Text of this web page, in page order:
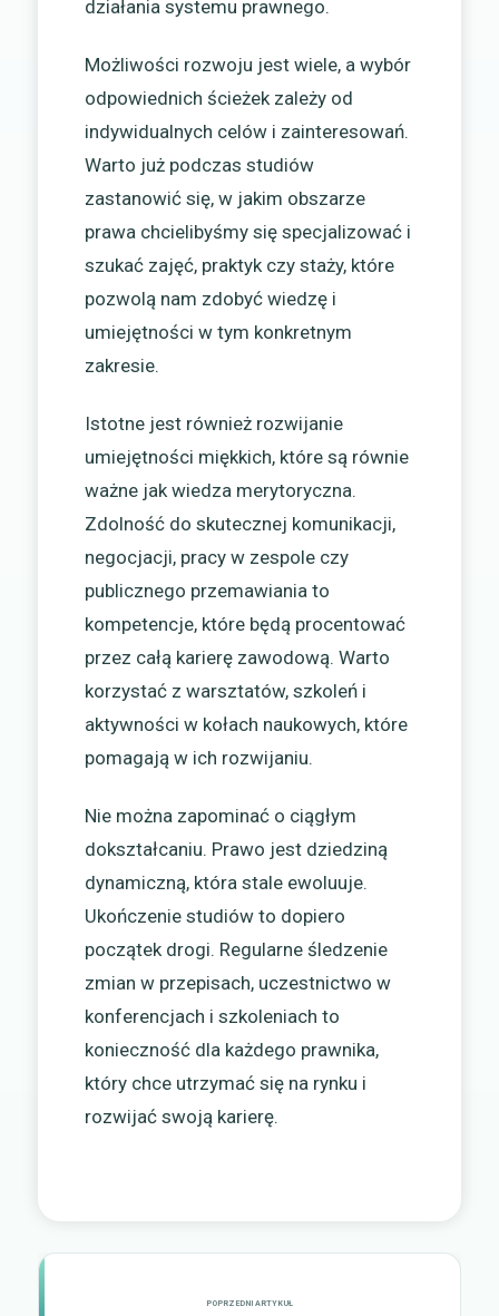
działania systemu prawnego.
Możliwości rozwoju jest wiele, a wybór
odpowiednich ścieżek zależy od
indywidualnych celów i zainteresowań.
Warto już podczas studiów
zastanowić się, w jakim obszarze
prawa chcielibyśmy się specjalizować i
szukać zajęć, praktyk czy staży, które
pozwolą nam zdobyć wiedzę i
umiejętności w tym konkretnym
zakresie.
Istotne jest również rozwijanie
umiejętności miękkich, które są równie
ważne jak wiedza merytoryczna.
Zdolność do skutecznej komunikacji,
negocjacji, pracy w zespole czy
publicznego przemawiania to
kompetencje, które będą procentować
przez całą karierę zawodową. Warto
korzystać z warsztatów, szkoleń i
aktywności w kołach naukowych, które
pomagają w ich rozwijaniu.
Nie można zapominać o ciągłym
dokształcaniu. Prawo jest dziedziną
dynamiczną, która stale ewoluuje.
Ukończenie studiów to dopiero
początek drogi. Regularne śledzenie
zmian w przepisach, uczestnictwo w
konferencjach i szkoleniach to
konieczność dla każdego prawnika,
który chce utrzymać się na rynku i
rozwijać swoją karierę.